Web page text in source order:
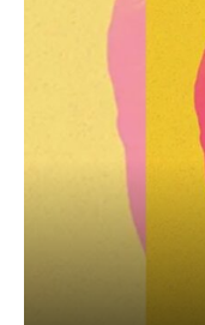
dźwiękowych